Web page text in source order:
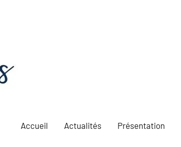
Accueil Actualités Présentation